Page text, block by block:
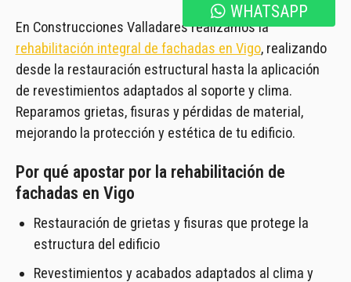
WHATSAPP
En Construcciones Valladares realizamos la
rehabilitación integral de fachadas en Vigo, realizando
desde la restauración estructural hasta la aplicación
de revestimientos adaptados al soporte y clima.
Reparamos grietas, fisuras y pérdidas de material,
mejorando la protección y estética de tu edificio.
Por qué apostar por la rehabilitación de
fachadas en Vigo
Restauración de grietas y fisuras que protege la
estructura del edificio
Revestimientos y acabados adaptados al clima y